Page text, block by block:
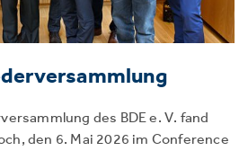
des BDE e. V. fand
den 6. Mai 2026 im Conference